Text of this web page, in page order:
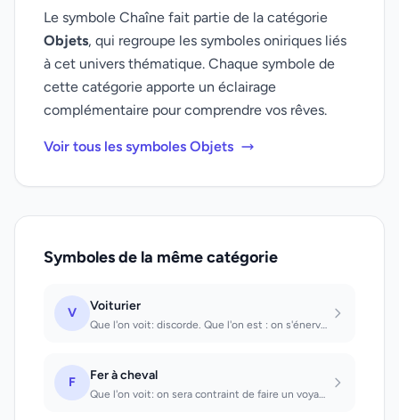
Le symbole Chaîne fait partie de la catégorie
Objets, qui regroupe les symboles oniriques liés
à cet univers thématique. Chaque symbole de
cette catégorie apporte un éclairage
complémentaire pour comprendre vos rêves.
Voir tous les symboles Objets
Symboles de la même catégorie
V Voiturier
Que l'on voit: discorde. Que l'on est : on s'énervera sans cause.
F Fer à cheval
Que l'on voit: on sera contraint de faire un voyage imprévu. Que l'on trouve : o...